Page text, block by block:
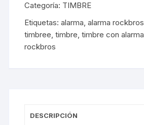
Categoría: TIMBRE
Etiquetas:alarma,alarma rockbros
timbree,timbre,timbre con alarma
rockbros
DESCRIPCIÓN